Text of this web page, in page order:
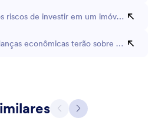
riscos de investir em um imóvel
econômicas terão sobre os preços